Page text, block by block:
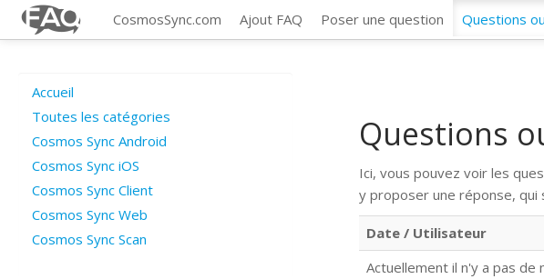
CosmosSync.com Ajout FAQ Poser une question Questions
Accueil
Toutes les catégories
Cosmos Sync Android
Cosmos Sync iOS
Cosmos Sync Client
Cosmos Sync Web
Cosmos Sync Scan
Questions
Ici, vous pouvez voir les
y proposer une réponse, qui
Date / Utilisateur
Actuellement il n'y a pas de